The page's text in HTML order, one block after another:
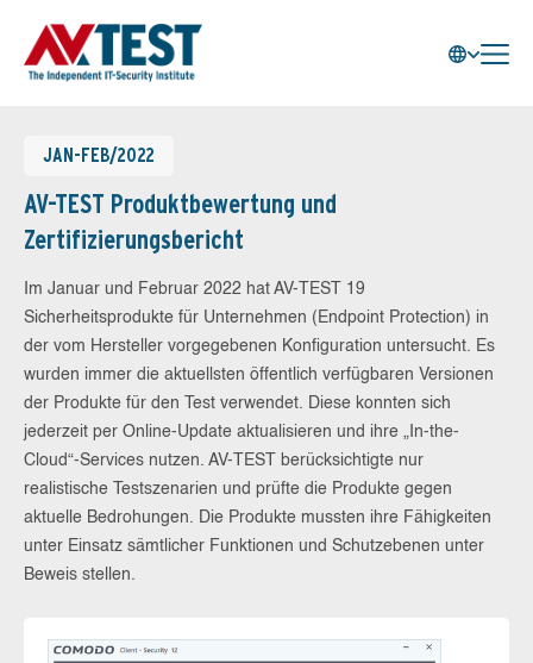
JAN-FEB/2022
AV-TEST Produktbewertung und
Zertifizierungsbericht
Im Januar und Februar 2022 hat AV-TEST 19
Sicherheitsprodukte für Unternehmen (Endpoint Protection) in
der vom Hersteller vorgegebenen Konfiguration untersucht. Es
wurden immer die aktuellsten öffentlich verfügbaren Versionen
der Produkte für den Test verwendet. Diese konnten sich
jederzeit per Online-Update aktualisieren und ihre „In-the-
Cloud“-Services nutzen. AV-TEST berücksichtigte nur
realistische Testszenarien und prüfte die Produkte gegen
aktuelle Bedrohungen. Die Produkte mussten ihre Fähigkeiten
unter Einsatz sämtlicher Funktionen und Schutzebenen unter
Beweis stellen.